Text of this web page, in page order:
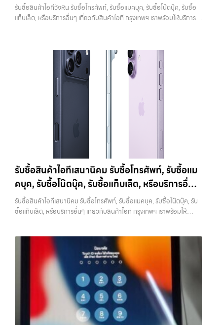
ช่วยสร้างความมั่นใจให้กับผู้รับซื้อว่าไม่มีข้อมูลส่วนตัวหลงเหลืออยู่ ลด
ความกังวลในเรื่องความปลอดภัย ควรระวังว่าการรีเซ็ตควรทำหลังจาก
ออก iCloud แล้วเท่านั้น หากทำสลับขั้นตอน อาจทำให้เครื่องติดล็อกและ
และได้รับการดูแลมาอย่างดี มักจะได้ราคาดีกว่าเครื่องที่มีคราบหรือฝุ่นสะสม
การทำความสะอาดไม่จำเป็นต้องใช้อุปกรณ์พิเศษ เพียงใช้ผ้านุ่มเช็ดหน้าจอ
เช็ดตัวเครื่อง และทำความสะอาดบริเวณเล็กๆ เช่น ช่องลำโพงหรือพอร์ต
ชาร์จ ก็เพียงพอแล้ว หากเป็นการขายผ่านออนไลน์ ภาพถ่ายก็มีผลอย่าง
มาก เครื่องที่ดูดีตั้งแต่ในรูป จะช่วยเพิ่มโอกาสในการต่อรองราคาได้มากขึ้น
5. ตรวจสอบสภาพเครื่องและแบตเตอรี่ สภาพของเครื่องเป็นปัจจัยหลักที่
สิ่งที่ควรตรวจสอบ ได้แก่ หน้าจอมีรอยหรือไม่ กล้องใช้งานได้ปกติหรือไม่
ปุ่มต่างๆ กดได้ครบหรือไม่ ลำโพงและไมโครโฟนทำงานหรือไม่ อีกจุดที่
สำคัญคือแบตเตอรี่ ซึ่งสามารถตรวจสอบได้จากเมนู Battery Health หาก
เปอร์เซ็นต์ยังอยู่ในระดับสูง จะช่วยให้ได้ราคาดีกว่าเครื่องที่แบตเสื่อม ในบาง
กรณี การเปลี่ยนแบตก่อนขายอาจช่วยเพิ่มมูลค่าได้ แต่ควรคำนวณต้นทุนให้
ดีว่าคุ้มค่าหรือไม่ 6. เช็คราคาก่อนขายทุกครั้ง การรู้ราคาตลาดก่อนขายเป็น
สิ่งที่ช่วยให้คุณไม่เสียเปรียบ หลายคนขายโดยไม่เช็คข้อมูล ทำให้โดนกด
ราคามากกว่าที่ควรจะเป็น แนะนำให้ลองเปรียบเทียบราคาจากหลายแหล่ง
ทั้งร้านรับซื้อและช่องทางออนไลน์ เพื่อให้เห็นภาพรวมของราคาในตลาด
ครบช่วยเพิ่มราคา แม้จะไม่ใช่ปัจจัยหลัก แต่การมีอุปกรณ์ครบ เช่น กล่อง
สายชาร์จ หรืออุปกรณ์เสริม จะช่วยเพิ่มความน่าสนใจให้กับเครื่อง สำหรับ
บางรุ่น การมีกล่องครบอาจช่วยเพิ่มราคาได้พอสมควร เพราะผู้ซื้อสามารถ
นำไปขายต่อได้ง่ายขึ้น อย่างไรก็ตาม หากไม่มีอุปกรณ์เหล่านี้ ก็ยังสามารถ
ขายได้ตามปกติ เพียงแต่อาจไม่ได้ราคาสูงเท่ากับเครื่องที่มีครบ 8. เลือกช่อง
ทางการขายให้เหมาะกับตัวเอง การขาย iPhone มีหลายวิธี แต่ละวิธีก็มีข้อดี
และข้อจำกัดต่างกัน การขายเองผ่านแพลตฟอร์มออนไลน์อาจได้ราคาสูง
กว่า แต่ต้องใช้เวลาและมีความเสี่ยงในการเจอผู้ซื้อที่ไม่น่าเชื่อถือ การขายให้
บาทราคาตลาดมือสอง: 13,000 บาท
iPhone 11 Pro / Pro Max (ปี
2019)รุ่น Pro มาพร้อมกล้องสามตัว จอ Super Retina XDR และวัสดุส
15,000 บาทiPhone 11 Pro 128GB รับซื้อได้ที่ 11,900 บาทราคาตลาด
มือสอง: 17,000 บาทiPhone 11 Pro 256GB รับซื้อได้ที่ 13,300 บาท
ราคาตลาดมือสอง: 19,000 บาทราคารับซื้อ iPhone 11 Pro
Max:iPhone 11 Pro Max 64GB รับซื้อได้ที่ 12,600 บาทราคาตลาดมือ
สอง: 18,000 บาทiPhone 11 Pro Max 128GB รับซื้อได้ที่ 14,000 บาท
ราคาตลาดมือสอง: 20,000 บาทiPhone 11 Pro Max 256GB รับซื้อ
ได้ที่ 15,400 บาทราคาตลาดมือสอง: 22,000 บาท
mini (ปี 2020)iPhone 12 เป็นรุ่นแรกที่รองรับ 5G พร้อมดีไซน์ขอบ
ขึ้นราคารับซื้อ iPhone 12:iPhone 12 64GB รับซื้อได้ที่ 8,750 บาทราคา
เกี่ยวกับสินค้าไอที กรุงเทพฯ เราพร้อมให้บริการครบ
วงจร
รับซื้อสินค้าไอทีวังหิน รับซื้อโทรศัพท์, รับซื้อแมคบุค, รับซื้อโน๊ตบุ๊ค, รับซื้อ
แท็บเล็ต, หรือบริการอื่นๆ เกี่ยวกับสินค้าไอที กรุงเทพฯ เราพร้อมให้บริการ
บางแค วัชรพล รามอินทรา รับซื้อสินค้าไอทีวังหิน — รับซื้อโทรศัพท์, รับซื้อ
แมคบุค, รับซื้อโน๊ตบุ๊ค, รับซื้อแท็บเล็ต, หรือบริการอื่นๆ เกี่ยวกับสินค้าไอที
กรุงเทพฯ เราพร้อมให้บริการครบวงจร รับซื้อสินค้าไอทีวังหิน รับซื้อ
โทรศัพท์, รับซื้อแมคบุค, รับซื้อโน๊ตบุ๊ค, รับซื้อแท็บเล็ต, หรือบริการอื่นๆ เกี่ยว
กับสินค้าไอที กรุงเทพฯ… รับซื้อสินค้าไอทีวังหิน รับซื้อ iPhone ทุกรุ่น ให้
ราคาสูง พร้อมจ่ายเงินทันที ประสบการณ์เหนือระดับกับการ รับซื้อไอ
เว็บไซต์ที่คุณไว้วางใจได้ สำหรับบริการ รับซื้อ มือถือ iPhone, Samsung,
iPad, แท็บเล็ต ทุกยี่ห้อ ให้ราคาสูง พร้อมจ่ายเงินทันที ครอบคลุมพื้นที่
ลาดพร้าว, รัชดา, บางรัก, แจ้งวัฒนะ, บางแค, วัชรพล, รามอินทรา และเขต
กรุงเทพฯ ใกล้ “ใกล้ ฉัน” ที่สุด ในยุคที่สมาร์ทโฟน แท็บเล็ต และอุปกรณ์ไอที
ใหม่ๆ เปลี่ยนรุ่นกันแทบทุกช่วงเวลา อุปกรณ์ที่คุณใช้แล้วอาจกลายเป็นของ
ที่ไม่ได้ใช้งานอยู่เฉยๆ เว็บไซต์ของเราจึงเกิดขึ้นเพื่อเป็นทางเลือกให้คุณ
สามารถเปลี่ยนอุปกรณ์ที่ไม่ใช้แล้วให้กลายเป็นเงินสดได้ทันที ด้วยบริการ รับ
ซื้อไอโฟน, รับซื้อไอแพด, รับซื้อมือถือ, รับซื้อโทรศัพท์, รับซื้อโน๊ตบุ๊ค, รับซื้อ
แท็บเล็ต, รับซื้อสินค้าไอทีกรุงเทพมหานคร อย่างครบวงจร ไม่ว่าคุณจะอยู่
โซนเมืองหรือเขตชานเมือง เรามีทีมงานพร้อมให้บริการถึงที่ในพื้นที่ “ใกล้
ว่าอุปกรณ์แต่ละชิ้นไม่ใช่แค่เครื่องใช้ไฟฟ้า แต่เป็นทรัพย์สินที่มีมูลค่า คุณอาจ
ต้องการเปลี่ยนรุ่น หรือต้องการเงินด่วน เราจึงมอบบริการประเมินสภาพ
เครื่อง ฟรี ปราบปรามความยุ่งยากทั้งหลาย โดยเน้น โปร่งใส มั่นใจได้ และ
จ่ายเงินทันทีเมื่อตกลงซื้อขายสำเร็จ บริการของเราครอบคลุมทั้ง iPhone
สายใหม่-เก่า, Samsung ทุกรุ่น, iPad และแท็บเล็ตทุกแบรนด์ เรารับถึงแม้
จะอยู่ในสภาพใช้งานแล้ว ตกแต่งแล้ว หรือมีรอยบ้าง เพราะมูลค่าของเครื่อง
ไม่ได้ขึ้นอยู่แค่ยี่ห้อ แต่ขึ้นอยู่กับสภาพจริง ความครบชุด และความสะดวกใน
การขายของคุณ เราจึงตั้งใจให้บริการในเขต ลาดพร้าว, รัชดา, บางรัก,
แจ้งวัฒนะ, บางแค, วัชรพล, รามอินทรา, บางนา, บางพลี, เกษตรนวมินทร์,
รับซื้อสินค้าไอทีเสนานิคม รับซื้อโทรศัพท์, รับซื้อแม
คบุค, รับซื้อโน๊ตบุ๊ค, รับซื้อแท็บเล็ต, หรือบริการอื่นๆ
เกี่ยวกับสินค้าไอที กรุงเทพฯ เราพร้อมให้บริการครบ
วงจร
รับซื้อสินค้าไอทีเสนานิคม รับซื้อโทรศัพท์, รับซื้อแมคบุค, รับซื้อโน๊ตบุ๊ค, รับ
ซื้อแท็บเล็ต, หรือบริการอื่นๆ เกี่ยวกับสินค้าไอที กรุงเทพฯ เราพร้อมให้
แจ้งวัฒนะ บางแค วัชรพล รามอินทรา รับซื้อสินค้าไอทีเสนานิคม — รับซื้อ
โทรศัพท์, รับซื้อแมคบุค, รับซื้อโน๊ตบุ๊ค, รับซื้อแท็บเล็ต, หรือบริการอื่นๆ เกี่ยว
กับสินค้าไอที กรุงเทพฯ เราพร้อมให้บริการครบวงจร รับซื้อสินค้าไอที
เสนานิคม รับซื้อโทรศัพท์, รับซื้อแมคบุค, รับซื้อโน๊ตบุ๊ค, รับซื้อแท็บเล็ต, หรือ
บริการอื่นๆ เกี่ยวกับสินค้าไอที กรุงเทพฯ… รับซื้อสินค้าไอทีเสนานิคม รับ
ซื้อ iPad และแท็บเล็ตทุกแบรนด์ ทุกสภาพ — ขอขายง่าย ได้เงินเร็ว
ประสบการณ์เหนือระดับกับการ รับซื้อไอโฟน, รับซื้อไอแพด, รับซื้อมือถือ
ยินดีต้อนรับสู่ “รับซื้อขายมือถือ.com” เว็บไซต์ที่คุณไว้วางใจได้ สำหรับ